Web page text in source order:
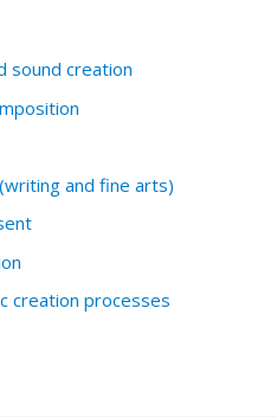
sound creation
and fine arts)
creation processes